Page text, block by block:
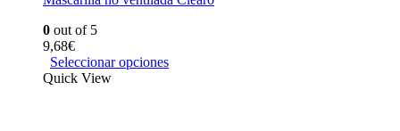
0 out of 5
9,68€
Seleccionar opciones
Quick View